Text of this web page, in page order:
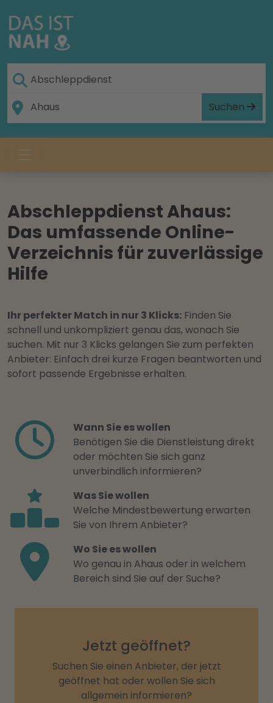
Suchen
Abschleppdienst Ahaus:
Das umfassende Online-
Verzeichnis für zuverlässige
Hilfe
Ihr perfekter Match in nur 3 Klicks: Finden Sie
schnell und unkompliziert genau das, wonach Sie
suchen. Mit nur 3 Klicks gelangen Sie zum perfekten
Anbieter: Einfach drei kurze Fragen beantworten und
sofort passende Ergebnisse erhalten.
Wann Sie es wollen
Benötigen Sie die Dienstleistung direkt
oder möchten Sie sich ganz
unverbindlich informieren?
Was Sie wollen
Welche Mindestbewertung erwarten
Sie von Ihrem Anbieter?
Wo Sie es wollen
Wo genau in Ahaus oder in welchem
Bereich sind Sie auf der Suche?
Jetzt geöffnet?
Suchen Sie einen Anbieter, der jetzt
geöffnet hat oder wollen Sie sich
allgemein informieren?